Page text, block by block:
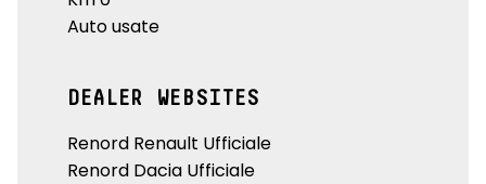
Auto usate
DEALER WEBSITES
Renord Renault Ufficiale
Renord Dacia Ufficiale